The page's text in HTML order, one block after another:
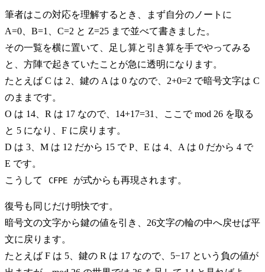
筆者はこの対応を理解するとき、まず自分のノートに
A=0、B=1、C=2 と Z=25 まで並べて書きました。
その一覧を横に置いて、足し算と引き算を手でやってみる
と、方陣で起きていたことが急に透明になります。
たとえば C は 2、鍵の A は 0 なので、2+0=2 で暗号文字は C
のままです。
O は 14、R は 17 なので、14+17=31、ここで mod 26 を取る
と 5 になり、F に戻ります。
D は 3、M は 12 だから 15 で P、E は 4、A は 0 だから 4 で
E です。
こうして
CFPE が式からも再現されます。
復号も同じだけ明快です。
暗号文の文字から鍵の値を引き、26文字の輪の中へ戻せば平
文に戻ります。
たとえば F は 5、鍵の R は 17 なので、5−17 という負の値が